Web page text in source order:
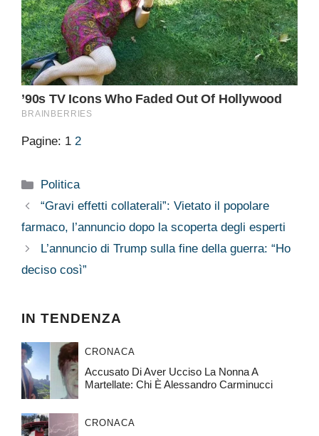
Pagine: 1 2
Categorie
Politica
“Gravi effetti collaterali”: Vietato il popolare
farmaco, l’annuncio dopo la scoperta degli esperti
L’annuncio di Trump sulla fine della guerra: “Ho
deciso così”
IN TENDENZA
CRONACA
Accusato Di Aver Ucciso La Nonna A
Martellate: Chi È Alessandro Carminucci
CRONACA